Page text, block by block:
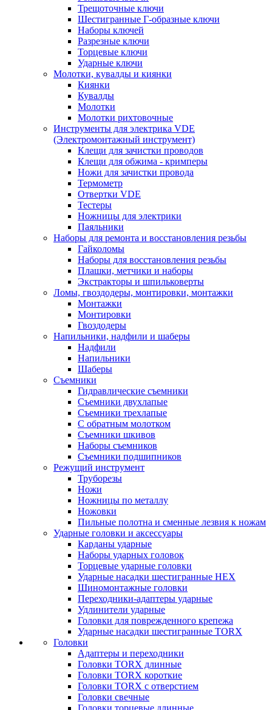
Трещоточные ключи
Шестигранные Г-образные ключи
Наборы ключей
Разрезные ключи
Торцевые ключи
Ударные ключи
Молотки, кувалды и киянки
Киянки
Кувалды
Молотки
Молотки рихтовочные
Инструменты для электрика VDE
(Электромонтажный инструмент)
Клещи для зачистки проводов
Клещи для обжима - кримперы
Ножи для зачистки провода
Термометр
Отвертки VDE
Тестеры
Ножницы для электрики
Паяльники
Наборы для ремонта и восстановления резьбы
Гайколомы
Наборы для восстановления резьбы
Плашки, метчики и наборы
Экстракторы и шпильковерты
Ломы, гвоздодеры, монтировки, монтажки
Монтажки
Монтировки
Гвоздодеры
Напильники, надфили и шаберы
Надфили
Напильники
Шаберы
Съемники
Гидравлические съемники
Съемники двухлапые
Съемники трехлапые
С обратным молотком
Съемники шкивов
Наборы съемников
Съемники подшипников
Режущий инструмент
Труборезы
Ножи
Ножницы по металлу
Ножовки
Пильные полотна и сменные лезвия к ножам
Ударные головки и аксессуары
Карданы ударные
Наборы ударных головок
Торцевые ударные головки
Ударные насадки шестигранные HEX
Шиномонтажные головки
Переходники-адаптеры ударные
Удлинители ударные
Головки для поврежденного крепежа
Ударные насадки шестигранные TORX
Головки
Адаптеры и переходники
Головки TORX длинные
Головки TORX короткие
Головки TORX с отверстием
Головки свечные
Головки торцевые длинные